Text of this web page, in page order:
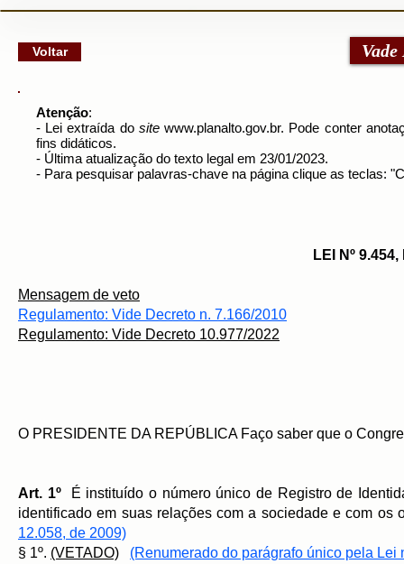
Voltar
Atenção:
- Lei extraída do site www.planalto.gov.br. Pode conter
fins didáticos.
- Última atualização do texto legal em 23/01/2023.
- Para pesquisar palavras-chave na página clique as teclas:
LEI Nº
Mensagem de veto
Regulamento: Vide Decreto n. 7.166/2010
Regulamento: Vide Decreto 10.977/2022
O PRESIDENTE DA REPÚBLICA Faço saber que o
Art. 1ºÉ instituído o número único de Registro de
identificado em suas relações com a sociedade e com
12.058, de 2009)
§ 1º. (VETADO)
(Renumerado do parágrafo único pela Lei